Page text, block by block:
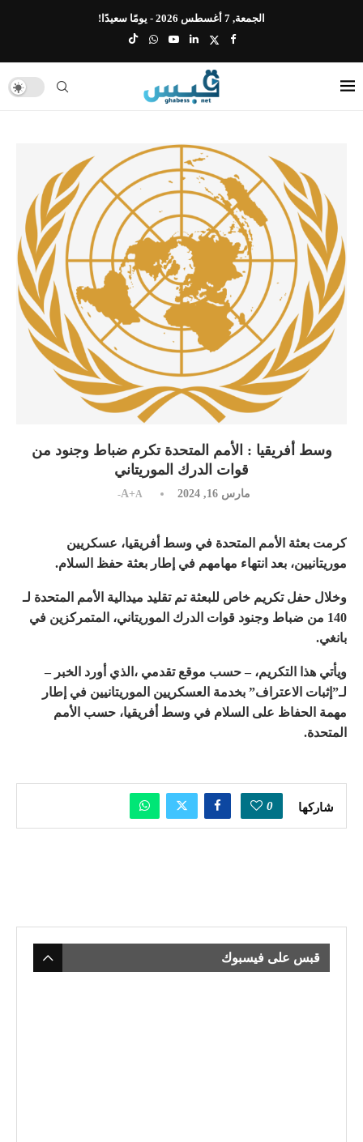
الجمعة, 7 أغسطس 2026 - يومًا سعيدًا!
وسط أفريقيا : الأمم المتحدة تكرم ضباط وجنود من
قوات الدرك الموريتاني
مارس 16, 2024 A+A-
كرمت بعثة الأمم المتحدة في وسط أفريقيا، عسكريين
موريتانيين، بعد انتهاء مهامهم في إطار بعثة حفظ السلام.
وخلال حفل تكريم خاص للبعثة تم تقليد ميدالية الأمم المتحدة لـ
140 من ضباط وجنود قوات الدرك الموريتاني، المتمركزين في
بانغي.
ويأتي هذا التكريم، – حسب موقع تقدمي ،الذي أورد الخبر –
لـ”إثبات الاعتراف” بخدمة العسكريين الموريتانيين في إطار
مهمة الحفاظ على السلام في وسط أفريقيا، حسب الأمم
المتحدة.
شاركها 0
قبس على فيسبوك